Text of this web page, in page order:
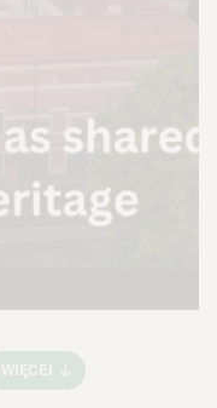
WIĘCEJ